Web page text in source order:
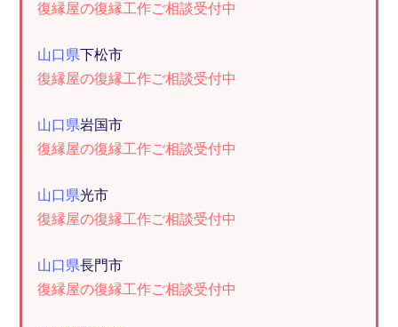
復縁屋の復縁工作ご相談受付中
山口県下松市
復縁屋の復縁工作ご相談受付中
山口県岩国市
復縁屋の復縁工作ご相談受付中
山口県光市
復縁屋の復縁工作ご相談受付中
山口県長門市
復縁屋の復縁工作ご相談受付中